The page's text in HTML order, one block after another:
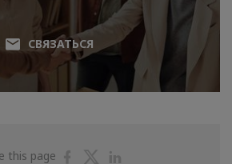
СВЯЗАТЬСЯ
this page
ShareShare